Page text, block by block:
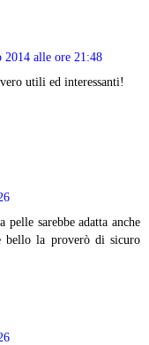
2014 alle ore 21:48
utili ed interessanti!
sarebbe adatta anche
la proverò di sicuro